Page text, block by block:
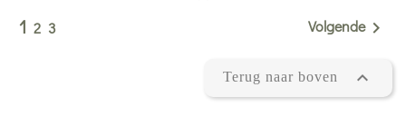
1 2 3 Volgende
Terug naar boven 